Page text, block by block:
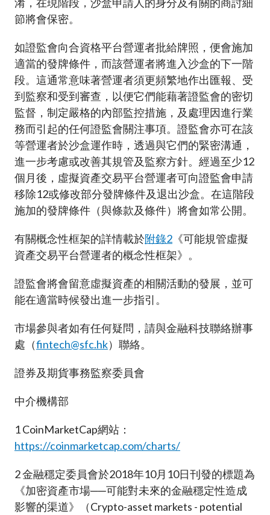
節將會保密。
如證監會向合資格平台營運者批給牌照，便會施加
適當的發牌條件，而該營運者將進入沙盒的下一階
段。這通常意味著營運者須更頻繁地作出匯報、受
到監察和受到審查，以便它們能藉著證監會的密切
監督，制定嚴格的內部監控措施，及處理因進行業
務而引起的任何證監會關注事項。證監會亦可在該
等營運者於沙盒運作時，透過與它們的緊密溝通，
進一步考慮或改善其規管及監察方針。經過至少12
個月後，虛擬資產交易平台營運者可向證監會申請
移除12或修改部分發牌條件及退出沙盒。在這階段
施加的發牌條件（與條款及條件）將會如常公開。
有關概念性框架的詳情載於附錄2 《可能規管虛擬
資產交易平台營運者的概念性框架》。
證監會將會留意虛擬資產的相關活動的發展，並可
能在適當時候發出進一步指引。
市場參與者如有任何疑問，請與金融科技聯絡辦事
處（fintech@sfc.hk）聯絡。
證券及期貨事務監察委員會
中介機構部
1CoinMarketCap網站：
https://coinmarketcap.com/charts/
2金融穩定委員會於2018年10月10日刊發的標題為
《加密資產市場──可能對未來的金融穩定性造成
影響的渠道》（Crypto-asset markets - potential